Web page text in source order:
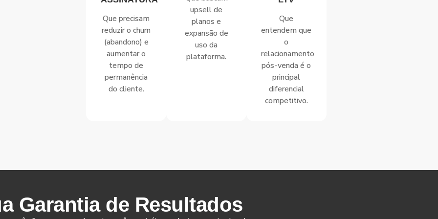
Que precisam
reduzir o churn
(abandono) e
aumentar o
tempo de
permanência
do cliente.
upsell de
planos e
expansão de
uso da
plataforma.
Que
entendem que
o
relacionamento
pós-venda é o
principal
diferencial
competitivo.
Garantia de Resultados